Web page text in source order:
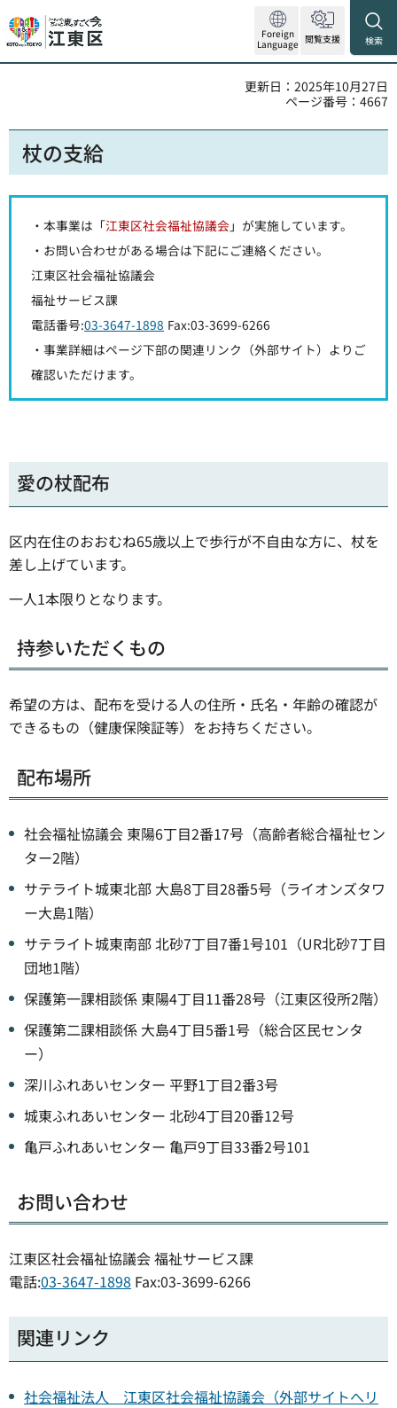
Foreign
Language 閲覧支援 検索
更新日：2025年10月27日
ページ番号：4667
杖の支給
・本事業は「江東区社会福祉協議会」が実施しています。
・お問い合わせがある場合は下記にご連絡ください。
江東区社会福祉協議会
福祉サービス課
電話番号:03-3647-1898 Fax:03-3699-6266
・事業詳細はページ下部の関連リンク（外部サイト）よりご
確認いただけます。
愛の杖配布
区内在住のおおむね65歳以上で歩行が不自由な方に、杖を
差し上げています。
一人1本限りとなります。
持参いただくもの
希望の方は、配布を受ける人の住所・氏名・年齢の確認が
できるもの（健康保険証等）をお持ちください。
配布場所
社会福祉協議会 東陽6丁目2番17号（高齢者総合福祉セン
ター2階）
サテライト城東北部 大島8丁目28番5号（ライオンズタワ
ー大島1階）
サテライト城東南部 北砂7丁目7番1号101（UR北砂7丁目
団地1階）
保護第一課相談係 東陽4丁目11番28号（江東区役所2階）
保護第二課相談係 大島4丁目5番1号（総合区民センタ
ー）
深川ふれあいセンター 平野1丁目2番3号
城東ふれあいセンター 北砂4丁目20番12号
亀戸ふれあいセンター 亀戸9丁目33番2号101
お問い合わせ
江東区社会福祉協議会 福祉サービス課
電話:03-3647-1898 Fax:03-3699-6266
関連リンク
社会福祉法人 江東区社会福祉協議会（外部サイトへリ